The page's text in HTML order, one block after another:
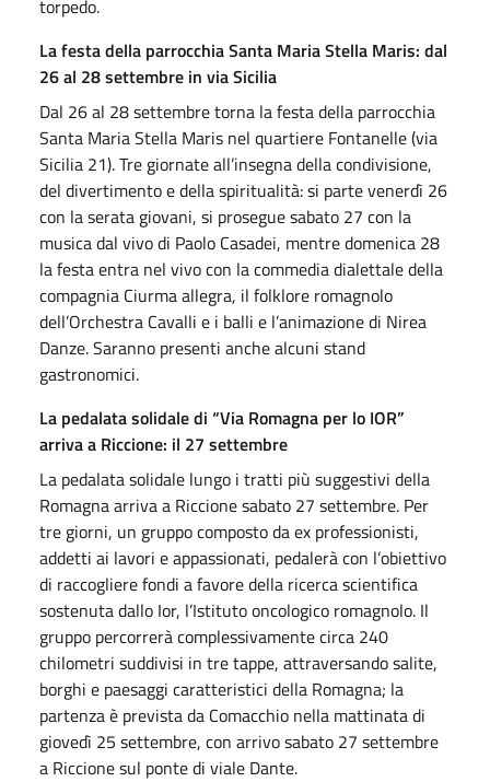
torpedo.
La festa della parrocchia Santa Maria Stella Maris: dal
26 al 28 settembre in via Sicilia
Dal 26 al 28 settembre torna la festa della parrocchia
Santa Maria Stella Maris nel quartiere Fontanelle (via
Sicilia 21). Tre giornate all’insegna della condivisione,
del divertimento e della spiritualità: si parte venerdì 26
con la serata giovani, si prosegue sabato 27 con la
musica dal vivo di Paolo Casadei, mentre domenica 28
la festa entra nel vivo con la commedia dialettale della
compagnia Ciurma allegra, il folklore romagnolo
dell’Orchestra Cavalli e i balli e l’animazione di Nirea
Danze. Saranno presenti anche alcuni stand
gastronomici.
La pedalata solidale di “Via Romagna per lo IOR”
arriva a Riccione: il 27 settembre
La pedalata solidale lungo i tratti più suggestivi della
Romagna arriva a Riccione sabato 27 settembre. Per
tre giorni, un gruppo composto da ex professionisti,
addetti ai lavori e appassionati, pedalerà con l’obiettivo
di raccogliere fondi a favore della ricerca scientifica
sostenuta dallo Ior, l’Istituto oncologico romagnolo. Il
gruppo percorrerà complessivamente circa 240
chilometri suddivisi in tre tappe, attraversando salite,
borghi e paesaggi caratteristici della Romagna; la
partenza è prevista da Comacchio nella mattinata di
giovedì 25 settembre, con arrivo sabato 27 settembre
a Riccione sul ponte di viale Dante.